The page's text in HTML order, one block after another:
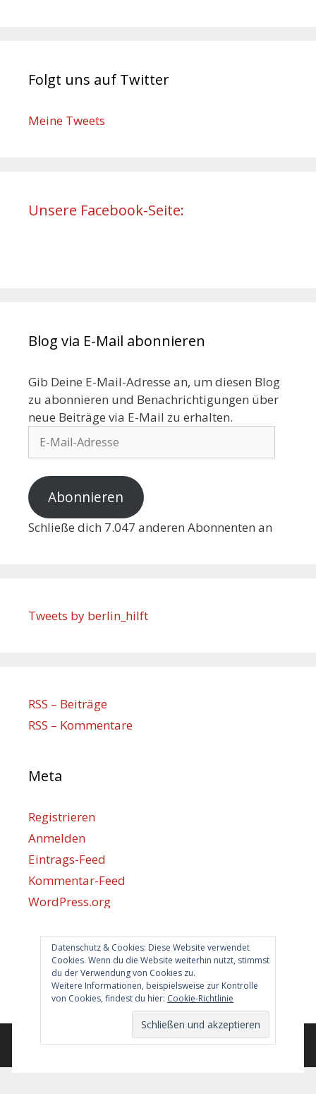
Folgt uns auf Twitter
Meine Tweets
Unsere Facebook-Seite:
Blog via E-Mail abonnieren
Gib Deine E-Mail-Adresse an, um diesen Blog
zu abonnieren und Benachrichtigungen über
neue Beiträge via E-Mail zu erhalten.
Abonnieren
Schließe dich 7.047 anderen Abonnenten an
Datenschutz & Cookies: Diese Website verwendet
Cookies. Wenn du die Website weiterhin nutzt, stimmst
du der Verwendung von Cookies zu.
Weitere Informationen, beispielsweise zur Kontrolle
von Cookies, findest du hier: Cookie-Richtlinie
Tweets by berlin_hilft
RSS – Beiträge
RSS – Kommentare
Meta
Registrieren
Anmelden
Eintrags-Feed
Kommentar-Feed
WordPress.org
Berlin hilft
info@berlin-hilft.com
© 2026 Berlin hilft!• Erstellt mitGeneratePress